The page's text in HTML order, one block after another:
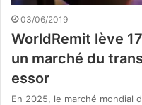
03/06/2019
WorldRemit lève
un marché du
essor
En 2025, le marché mondial